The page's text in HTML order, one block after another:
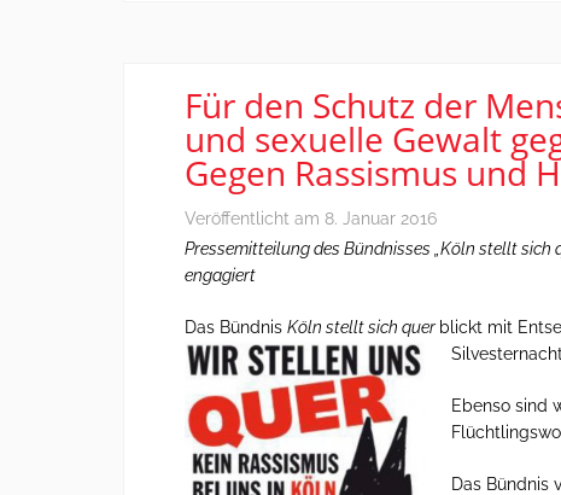
Für den Schutz der
und sexuelle Gewalt
Gegen Rassismus und
Veröffentlicht am 8. Januar 2016
Pressemitteilung des Bündnisses „Köln stellt sich
engagiert
Das Bündnis Köln stellt sich quer blickt mit
Ebenso sind
Das Bündnis